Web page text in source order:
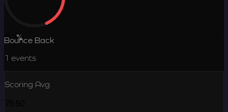
18.2%
Bounce Back
1 events
Scoring Avg